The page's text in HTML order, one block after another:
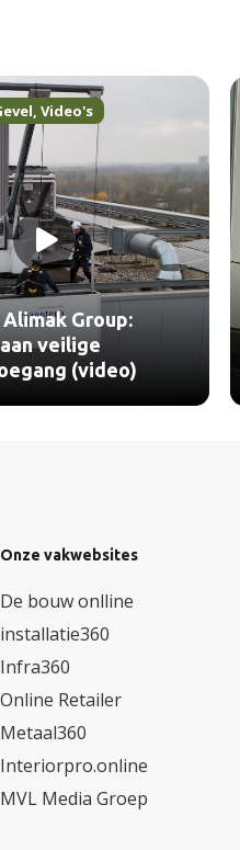
,Video's
Group:
veilige
(video)
Onze vakwebsites
De bouw onlline
installatie360
Infra360
Online Retailer
Metaal360
Interiorpro.online
MVL Media Groep